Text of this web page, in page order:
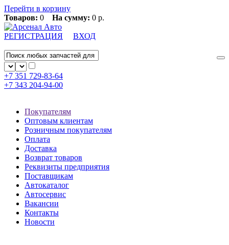
Перейти в корзину
Товаров: 0 На сумму: 0 р.
РЕГИСТРАЦИЯ ВХОД
+7 351 729-83-64
+7 343 204-94-00
Покупателям
Оптовым клиентам
Розничным покупателям
Оплата
Доставка
Возврат товаров
Реквизиты предприятия
Поставщикам
Автокаталог
Автосервис
Вакансии
Контакты
Новости